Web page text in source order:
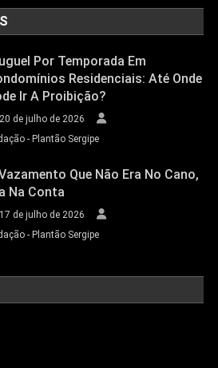
Por Temporada Em
Residenciais: Até Onde
Ir A Proibição?
20 de julho de 2026
- Plantão Sergipe
Que Não Era No Cano,
Na Conta
17 de julho de 2026
- Plantão Sergipe